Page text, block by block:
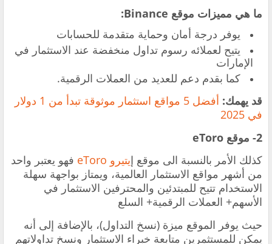
ما هي مميزات موقع Binance:
يوفر درجة أمان وحماية متقدمة للحسابات
يتيح لعملائه رسوم تداول منخفضة عند الاستثمار في
الإمارات
كما بقدم دعم للعديد من العملات الرقمية.
قد يهمك:
أفضل 5 مواقع استثمار موثوقة تبدأ من 1 دولار
في 2025
2- موقع eToro
كذلك الأمر بالنسبة الى موقع إيتيرو eToro
فهو يعتبر واحد
من أشهر مواقع الاستثمار العالمية، ويمتاز بواجهة سهلة
الاستخدام تتيح للمبتدئين والمحترفين الاستثمار في
الأسهم+ العملات الرقمية+ السلع
حيث يوفر الموقع ميزة (نسخ التداول)، بالإضافة إلى أنه
يمكن للمستثمرين متابعة خبراء الاستثمار ونسخ تداولاتهم